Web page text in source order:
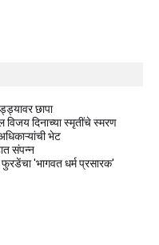
छापा
विजय दिनाच्या स्मृतींचे स्मरण
भेट
संपन्न
फुरडेंचा 'भागवत धर्म प्रसारक'